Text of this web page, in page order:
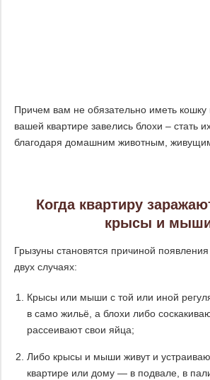
Причем вам не обязательно иметь кошку
вашей квартире завелись блохи – стать
благодаря домашним животным,
Когда квартиру
крысы и
Грызуны становятся причиной
двух случаях:
Крысы или мыши с той или иной
в само жильё, а блохи либо
рассеивают свои яйца;
Либо крысы и мыши живут и
квартире или дому — в подвале, в